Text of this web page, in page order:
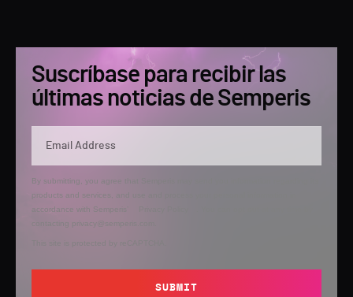
Suscríbase para recibir las
últimas noticias de Semperis
By submitting, you agree that Semperis may send you information regarding its
products and services, and use and process your personal information in
accordance with Semperis’
contacting privacy@semperis.com.
This site is protected by reCAPTCHA.
SUBMIT